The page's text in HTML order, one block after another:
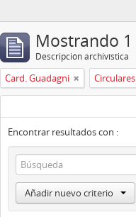
Mostrando
Descripción archivística
Card. Guadagni Circulares
Encontrar resultados con :
Añadir nuevo criterio